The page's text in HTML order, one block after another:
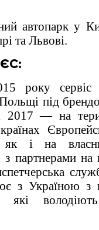
автопарк у
та Львові.
ЄС:
року сервіс
під
2017 — на
як і на
з партнерами на
з Україною з
які